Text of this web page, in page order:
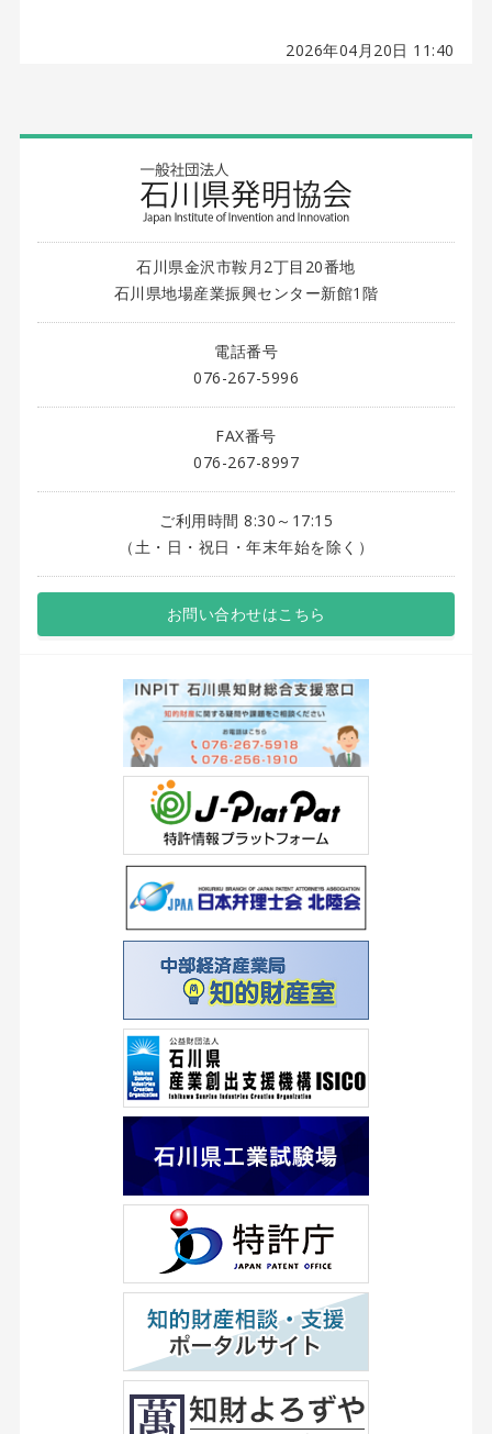
2026年04月20日 11:40
石川県金沢市鞍月2丁目20番地
石川県地場産業振興センター新館1階
電話番号
076-267-5996
FAX番号
076-267-8997
ご利用時間 8:30～17:15
（土・日・祝日・年末年始を除く）
お問い合わせはこちら